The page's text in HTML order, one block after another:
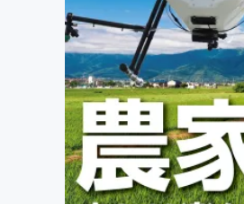
映像・映画
ビジネス・
まちづく